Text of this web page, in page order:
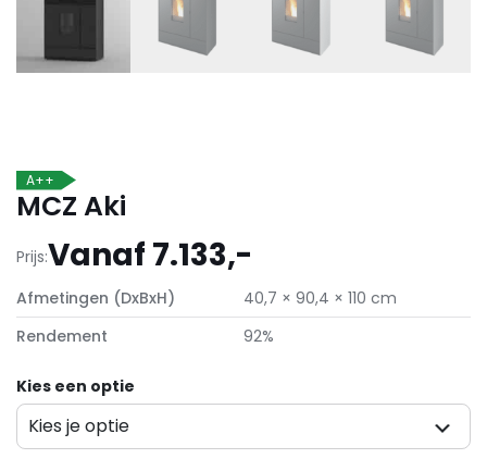
A++
MCZ Aki
Prijs:Vanaf 7.133,-
Afmetingen (DxBxH)
40,7 × 90,4 × 110 cm
Rendement
92%
Kies een optie
Kies je optie